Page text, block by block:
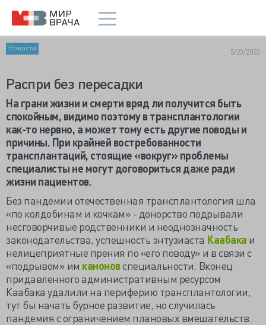
Новости 5/23/2023
Распри без пересадки
На грани жизни и смерти вряд ли получится быть
спокойным, видимо поэтому в трансплантологии
как-то нервно, а может тому есть другие поводы и
причины. При крайней востребованности
трансплантаций, стоящие «вокруг» проблемы
специалисты не могут договориться даже ради
жизни пациентов.
Без пандемии отечественная трансплантология шла
«по колдобинам и кочкам» - донорство подрывали
несговорчивые родственники и неоднозначность
законодательства, успешность энтузиаста Каабака и
нелицеприятные прения по «его поводу» и в связи с
«подрывом» им каноновспециальности. Вконец
придавленного административным ресурсом
Каабака удалили на периферию трансплантологии,
тут бы начать бурное развитие, но случилась
пандемия с ограничением плановых вмешательств.